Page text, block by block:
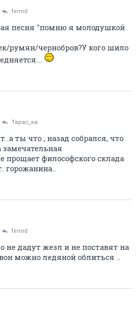
femid
песня "помню я молодушкой
румян/чернобров?У кого шило
Тарас_ка
ты что , назад собрался, что
замечательная
прощает философского склада
горожанина..
femid
не дадут жезл и не поставят на
можно ледяной облиться ..